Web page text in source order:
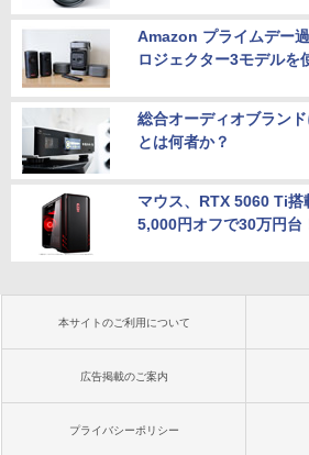
Amazon プライムデー
ロジェクター3モデルを
総合オーディオブラン
とは何者か？
マウス、RTX 5060 Ti搭
5,000円オフで30万円台
本サイトのご利用について
広告掲載のご案内
プライバシーポリシー